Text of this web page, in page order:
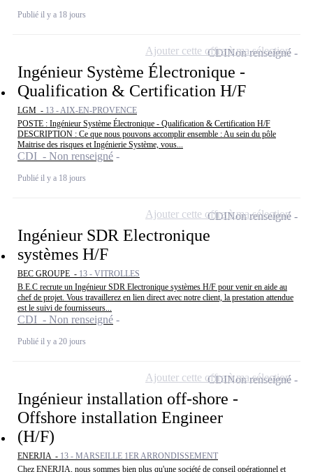
Publié il y a 18 jours
Ingénieur Système Électronique -
Qualification & Certification H/F
LGM - 13 - AIX-EN-PROVENCE
POSTE : Ingénieur Système Électronique - Qualification & Certification H/F
DESCRIPTION : Ce que nous pouvons accomplir ensemble : Au sein du pôle
Maitrise des risques et Ingénierie Système, vous...
CDI - Non renseigné
Publié il y a 18 jours
CDINon renseigné
Ajouter cette offre à ma sélection
Ingénieur SDR Electronique
systèmes H/F
BEC GROUPE - 13 - VITROLLES
B.E.C recrute un Ingénieur SDR Electronique systèmes H/F pour venir en aide au
chef de projet. Vous travaillerez en lien direct avec notre client, la prestation attendue
est le suivi de fournisseurs...
CDI - Non renseigné
Publié il y a 20 jours
CDINon renseigné
Ajouter cette offre à ma sélection
Ingénieur installation off-shore -
Offshore installation Engineer
(H/F)
ENERJIA - 13 - MARSEILLE 1ER ARRONDISSEMENT
Chez ENERJIA, nous sommes bien plus qu'une société de conseil opérationnel et
CDINon renseigné
Ajouter cette offre à ma sélection